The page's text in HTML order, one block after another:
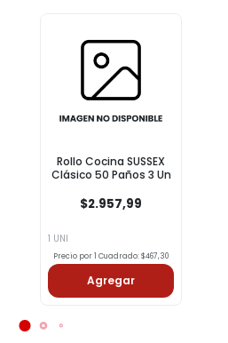
Rollo Cocina SUSSEX
Clásico 50 Paños 3 Un
$2.957,99
1 UNI
Precio por 1 Cuadrado: $467,30
Agregar